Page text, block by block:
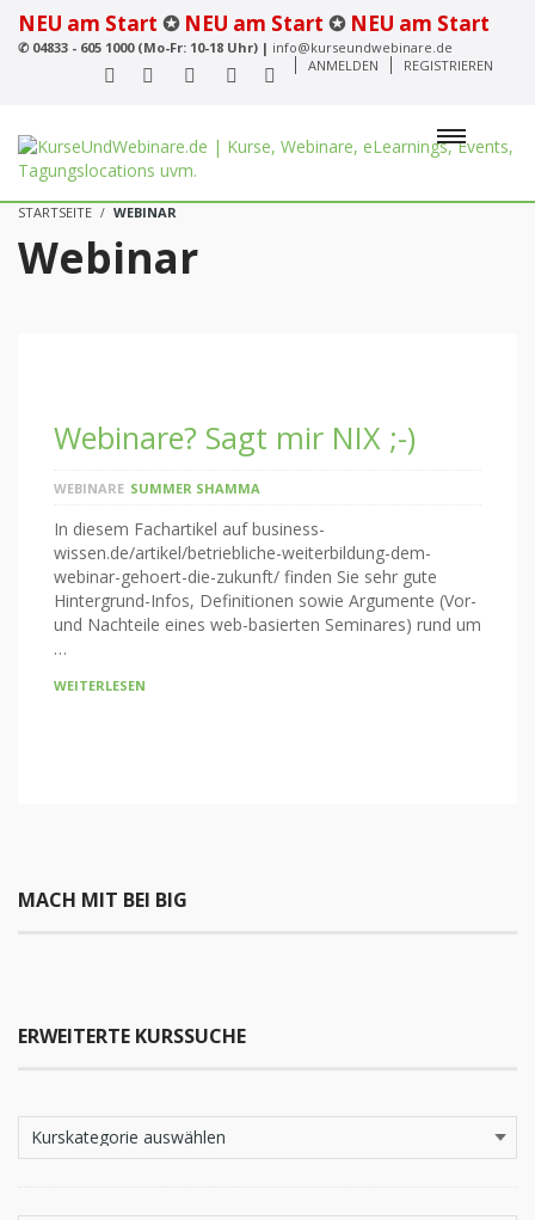
NEU am Start ✪ NEU am Start ✪ NEU am Start
✆04833 - 605 1000 (Mo-Fr: 10-18 Uhr) | info@kurseundwebinare.de
ANMELDEN
REGISTRIEREN
STARTSEITE WEBINAR
Webinar
Webinare? Sagt mir NIX ;-)
WEBINARE SUMMER SHAMMA
In diesem Fachartikel auf business-
wissen.de/artikel/betriebliche-weiterbildung-dem-
webinar-gehoert-die-zukunft/ finden Sie sehr gute
Hintergrund-Infos, Definitionen sowie Argumente (Vor-
und Nachteile eines web-basierten Seminares) rund um
…
WEITERLESEN
MACH MIT BEI BIG
ERWEITERTE KURSSUCHE